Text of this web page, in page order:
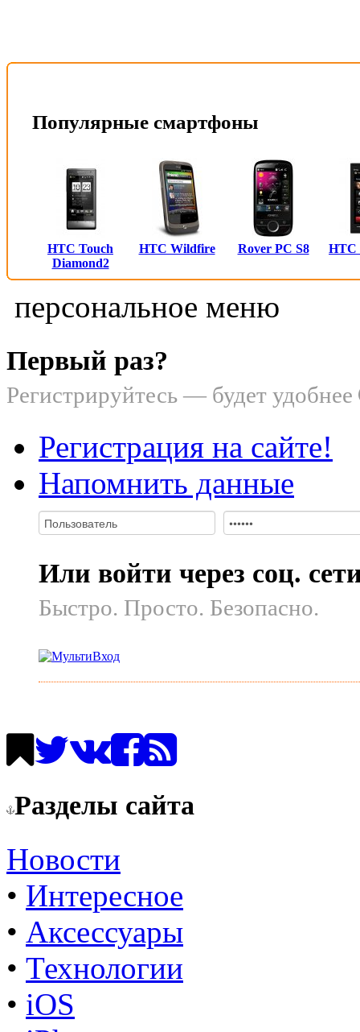
Популярные смартфоны
HTC Touch
Diamond2
HTC Wildfire Rover PC S8 HTC
персональное меню
Первый раз?
Регистрируйтесь — будет удобнее
Регистрация на сайте!
Напомнить данные
Или войти через соц.
Быстро. Просто. Безопасно.
Разделы сайта
Новости
• Интересное
• Аксессуары
• Технологии
• iOS